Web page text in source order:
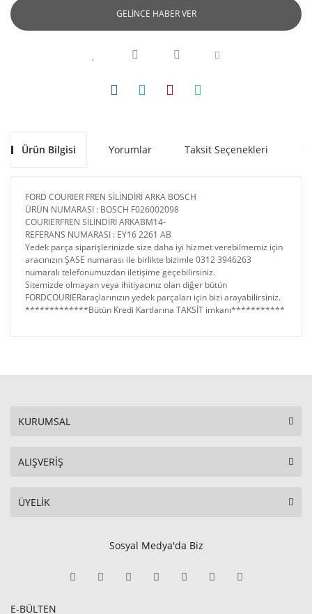
GELİNCE HABER VER
Ürün Bilgisi Yorumlar Taksit Seçenekleri
FORD COURIER FREN SİLİNDİRİ ARKA BOSCH
ÜRÜN NUMARASI : BOSCH F026002098
COURIERFREN SİLİNDİRİ ARKABM14-
REFERANS NUMARASI : EY16 2261 AB
Yedek parça siparişlerinizde size daha iyi hizmet verebilmemiz için
aracınızın ŞASE numarası ile birlikte bizimle 0312 3946263
numaralı telefonumuzdan iletişime geçebilirsiniz.
Sitemizde olmayan veya ihitiyacınız olan diğer bütün
FORDCOURIERaraçlarınızın yedek parçaları için bizi arayabilirsiniz.
*************Bütün Kredi Kartlarına TAKSİT imkanı***********
KURUMSAL
ALIŞVERİŞ
ÜYELİK
Sosyal Medya'da Biz
E-BÜLTEN